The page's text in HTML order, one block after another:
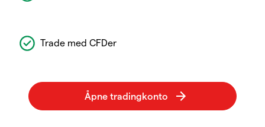
Trade med CFDer